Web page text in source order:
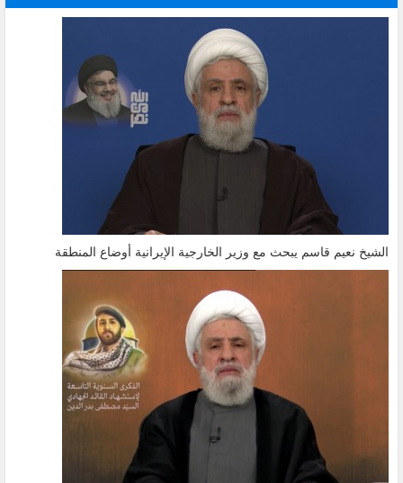
الشيخ نعيم قاسم يبحث مع وزير الخارجية الإيرانية أوضاع المنطقة